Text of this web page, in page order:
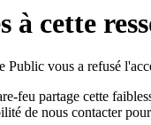
à cette
vous a refusé
feu partage cette
de nous contacter